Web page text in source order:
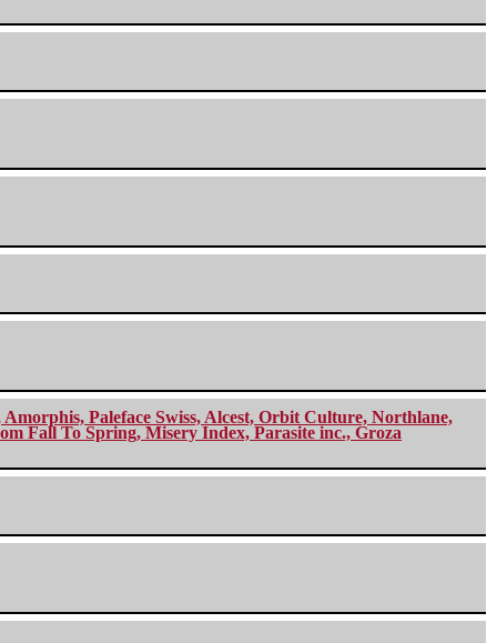
Paleface Swiss, Alcest, Orbit Culture, Northlane,
Fall To Spring, Misery Index, Parasite inc., Groza